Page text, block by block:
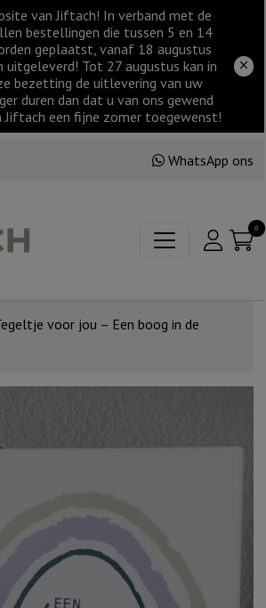
van Jiftach! In verband met de
bestellingen die tussen 5 en 14
geplaatst, vanaf 18 augustus
uitgeleverd! Tot 27 augustus kan in
bezetting de uitlevering van uw
duren dan dat u van ons gewend
Jiftach een fijne zomer toegewenst!
WhatsApp ons
0
voor jou – Een boog in de